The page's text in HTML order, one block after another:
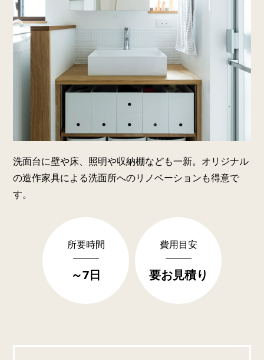
洗面台に壁や床、照明や収納棚なども一新。オリジナル
の造作家具による洗面所へのリノベーションも得意で
す。
所要時間
～7日
費用目安
要お見積り